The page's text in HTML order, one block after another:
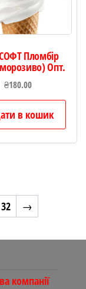
Пломбір
Опт.
₴180.00
в кошик
32 →
компанії